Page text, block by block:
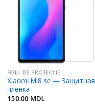
FOLII DE PROTECŢIE
Xiaomi Mi8 se — Защитная
пленка
150.00 MDL